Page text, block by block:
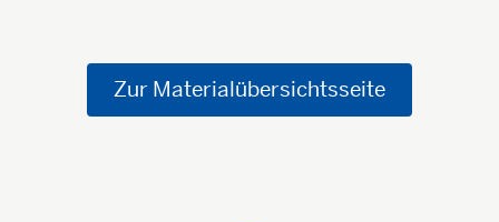
Zur Materialübersichtsseite